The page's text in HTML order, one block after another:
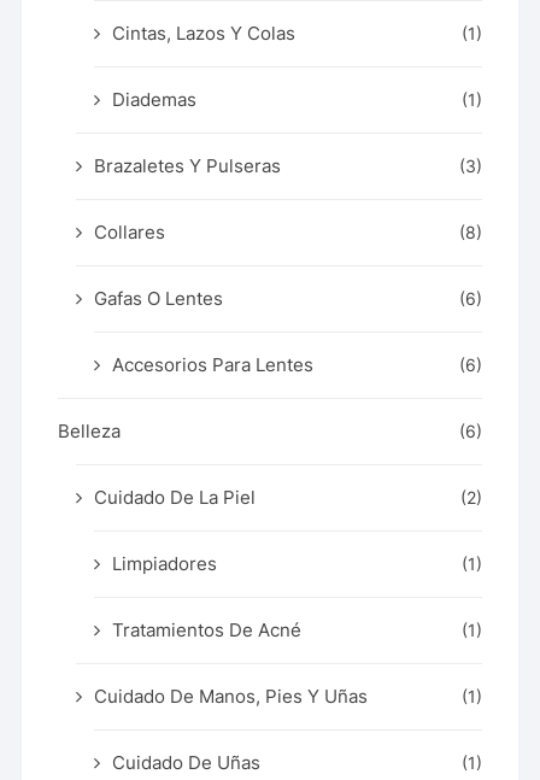
Cintas, Lazos Y Colas (1)
Diademas (1)
Brazaletes Y Pulseras (3)
Collares (8)
Gafas O Lentes (6)
Accesorios Para Lentes (6)
Belleza (6)
Cuidado De La Piel (2)
Limpiadores (1)
Tratamientos De Acné (1)
Cuidado De Manos, Pies Y Uñas (1)
Cuidado De Uñas (1)